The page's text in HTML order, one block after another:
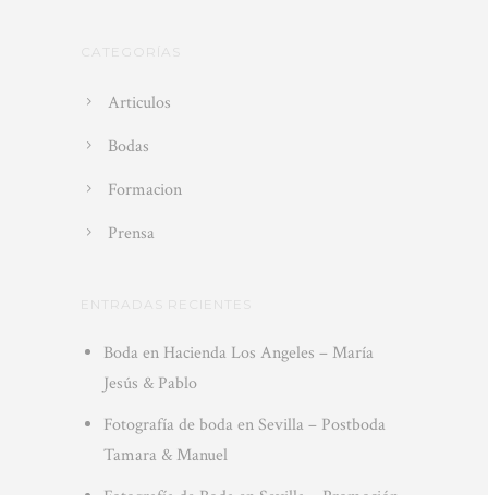
Articulos
Bodas
Formacion
Prensa
Boda en Hacienda Los Angeles – María
Jesús & Pablo
Fotografía de boda en Sevilla – Postboda
Tamara & Manuel